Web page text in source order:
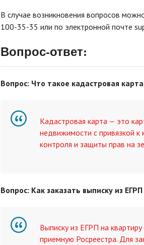
В случае возникновения вопросов
100-35-35 или по электронной почте
Вопрос-ответ:
Вопрос: Что такое кадастровая
Кадастровая карта — это
недвижимости с привязкой к
контроля и защиты прав на
Вопрос: Как заказать выписку из
Выписку из ЕГРП на
приемную Росреестра. Для